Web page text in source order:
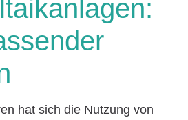
hat sich die Nutzung von